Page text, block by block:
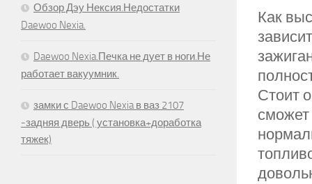
Как
Стоит
сможет
Обзор Дэу Нексия.Недостатки
Daewoo Nexia.
Daewoo Nexia.Печка не дует в ноги.Не
работает вакуумник.
замки с Daewoo Nexia в ваз 2107
-задняя дверь ( установка+доработка
тяжек)